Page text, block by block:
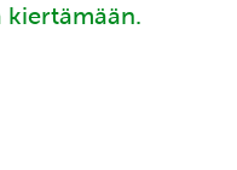
kiertämään.